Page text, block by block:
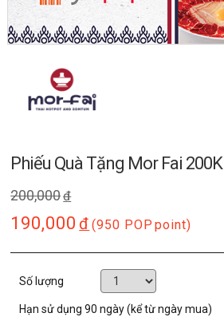
Phiếu Quà Tặng Mor Fai 200K
200,000đ
190,000 đ (950 POP point)
Số lượng
Hạn sử dụng90 ngày (kể từ ngày mua)